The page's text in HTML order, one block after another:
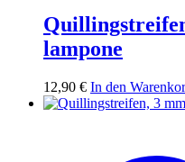
lampone
12,90 € In den